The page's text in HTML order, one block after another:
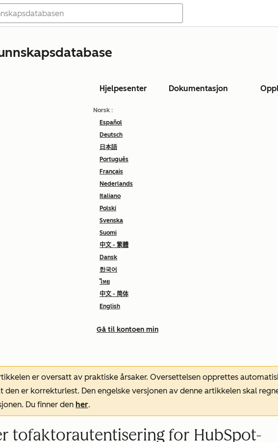
Hjelpesenter Dokumentasjon
Norsk :
Español
Deutsch
日本語
Português
Français
Nederlands
Italiano
Polski
Svenska
Suomi
中文 - 繁體
Dansk
한국어
ไทย
中文 - 简体
English
Gå til kontoen min
er oversatt av praktiske årsaker. Oversettelsen opprettes
den er korrekturlest. Den engelske versjonen av denne artikkelen skal
Du finner den her.
tofaktorautentisering for HubSpot-